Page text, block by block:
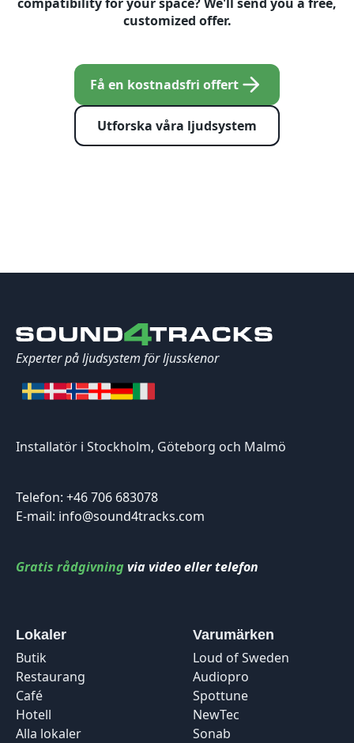
customized offer.
Få en kostnadsfri offert
Utforska våra ljudsystem
Experter på ljudsystem för ljusskenor
Installatör i Stockholm, Göteborg och Malmö
Telefon: +46 706 683078
E-mail: info@sound4tracks.com
Gratis rådgivning via video eller telefon
Lokaler
Butik
Restaurang
Café
Hotell
Alla lokaler
Varumärken
Loud of Sweden
Audiopro
Spottune
NewTec
Sonab